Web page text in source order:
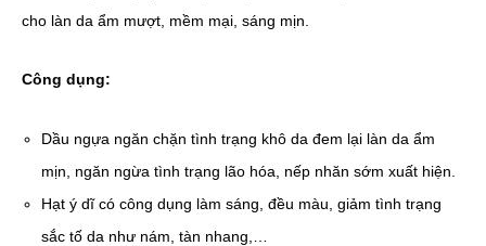
cho làn da ẩm mượt, mềm mại, sáng mịn.
Công dụng:
Dầu ngựa ngăn chặn tình trạng khô da đem lại làn da ẩm
mịn, ngăn ngừa tình trạng lão hóa, nếp nhăn sớm xuất hiện.
Hạt ý dĩ có công dụng làm sáng, đều màu, giảm tình trạng
sắc tố da như nám, tàn nhang,…